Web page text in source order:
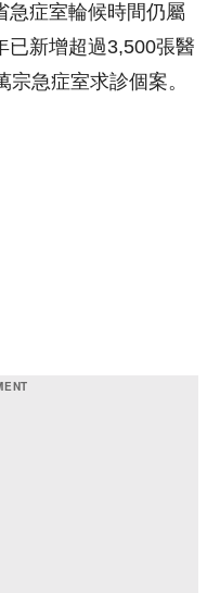
急症室輪候時間仍屬
已新增超過3,500張醫
急症室求診個案。